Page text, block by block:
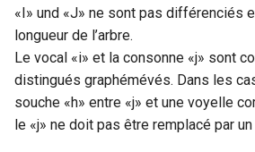
e
r
h
cb
cell
choice
«I» und «J» ne sont pas différenciés
longueur de l’arbre.
Le vocal «i» et la consonne «j» sont
distingués graphémévés. Dans les
souche «h» entre «j» et une voyelle
le «j» ne doit pas être remplacé par un